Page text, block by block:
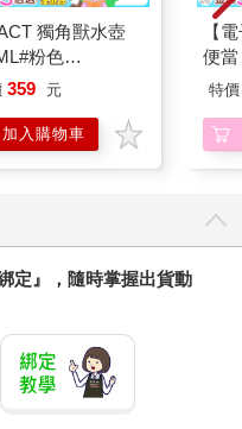
獨角獸水壺
粉色
359 元
加入購物車
【
便當
特價
定』，隨時掌握出貨動